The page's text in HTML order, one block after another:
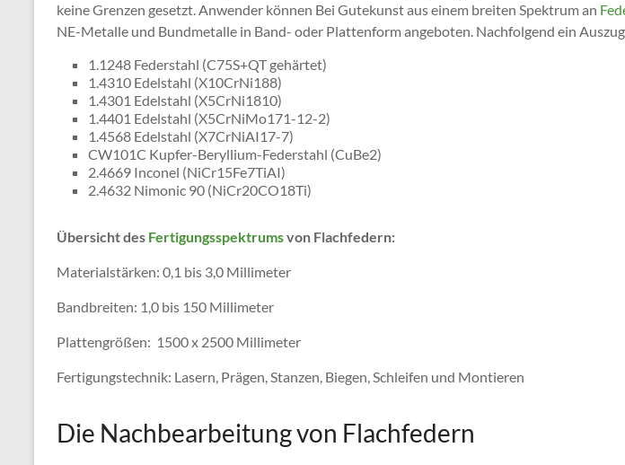
keine Grenzen gesetzt. Anwender können Bei Gutekunst aus einem breiten Spektrum an
NE-Metalle und Bundmetalle in Band- oder Plattenform angeboten. Nachfolgend ein
1.1248 Federstahl (C75S+QT gehärtet)
1.4310 Edelstahl (X10CrNi188)
1.4301 Edelstahl (X5CrNi1810)
1.4401 Edelstahl (X5CrNiMo171-12-2)
1.4568 Edelstahl (X7CrNiAI17-7)
CW101C Kupfer-Beryllium-Federstahl (CuBe2)
2.4669 Inconel (NiCr15Fe7TiAI)
2.4632 Nimonic 90 (NiCr20CO18Ti)
Übersicht des Fertigungsspektrumsvon Flachfedern:
Materialstärken: 0,1 bis 3,0 Millimeter
Bandbreiten: 1,0 bis 150 Millimeter
Plattengrößen: 1500 x 2500 Millimeter
Fertigungstechnik: Lasern, Prägen, Stanzen, Biegen, Schleifen und Montieren
Die Nachbearbeitung von Flachfedern